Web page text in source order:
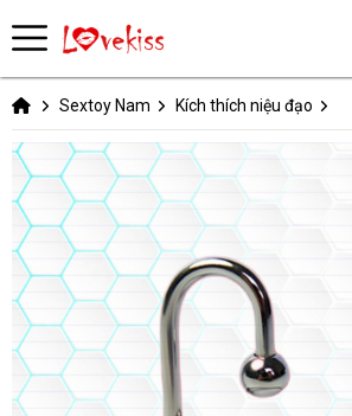
Sextoy Nam Kích thích niệu đạo